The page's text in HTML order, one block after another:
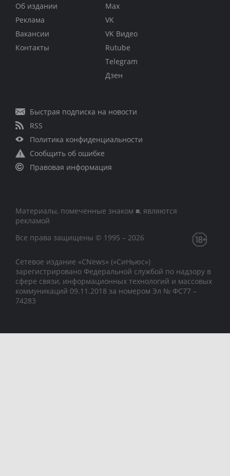
Об издании
Реклама
Вакансии
Контакты
Max
VK
VK Видео
Rutube
Telegram
Дзен
Быстрая подписка на новости
RSS
Политика конфиденциальности
Сообщить об ошибке
Правовая информация
Материалы, помеченные знаком ■, являются
рекламой
Все права защищены © 1995 – 2026
Сетевое издание «CNews» («СиНьюс»)
зарегистрировано Федеральной службой по надзору в
сфере связи, информационных технологий и массовых
коммуникаций 09.11.2018 за номером Эл № ФС77 –
74283